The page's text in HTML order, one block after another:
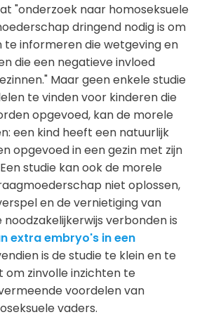
"onderzoek naar homoseksuele
dringend nodig is om
informeren die wetgeving en
die een negatieve invloed
Maar geen enkele studie
te vinden voor kinderen die
opgevoed, kan de morele
een kind heeft een natuurlijk
opgevoed in een gezin met zijn
studie kan ook de morele
niet oplossen,
en de vernietiging van
noodzakelijkerwijs verbonden is
extra embryo's in een
is de studie te klein en te
om zinvolle inzichten te
voordelen van
vaders.